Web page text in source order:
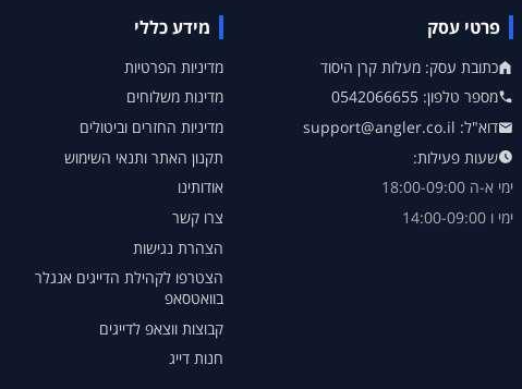
פרטי עסק
כתובת עסק: מעלות קרן היסוד
מספר טלפון: 0542066655
דוא"ל: support@angler.co.il
שעות פעילות:
ימי א-ה 18:00-09:00
ימי ו 14:00-09:00
מידע כללי
מדיניות הפרטיות
מדינות משלוחים
מדיניות החזרים וביטולים
תקנון האתר ותנאי השימוש
אודותינו
צרו קשר
הצהרת נגישות
הצטרפו לקהילת הדייגים אנגלר
בוואטסאפ
קבוצות ווצאפ לדייגים
חנות דייג